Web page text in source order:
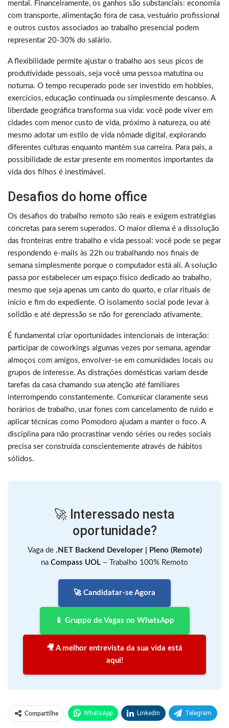
mental. Financeiramente, os ganhos são substanciais: economia
com transporte, alimentação fora de casa, vestuário profissional
e outros custos associados ao trabalho presencial podem
representar 20-30% do salário.
A flexibilidade permite ajustar o trabalho aos seus picos de
produtividade pessoais, seja você uma pessoa matutina ou
noturna. O tempo recuperado pode ser investido em hobbies,
exercícios, educação continuada ou simplesmente descanso. A
liberdade geográfica transforma sua vida: você pode viver em
cidades com menor custo de vida, próximo à natureza, ou até
mesmo adotar um estilo de vida nômade digital, explorando
diferentes culturas enquanto mantém sua carreira. Para pais, a
possibilidade de estar presente em momentos importantes da
vida dos filhos é inestimável.
Desafios do home office
Os desafios do trabalho remoto são reais e exigem estratégias
concretas para serem superados. O maior dilema é a dissolução
das fronteiras entre trabalho e vida pessoal: você pode se pegar
respondendo e-mails às 22h ou trabalhando nos finais de
semana simplesmente porque o computador está ali. A solução
passa por estabelecer um espaço físico dedicado ao trabalho,
mesmo que seja apenas um canto do quarto, e criar rituais de
início e fim do expediente. O isolamento social pode levar à
solidão e até depressão se não for gerenciado ativamente.
É fundamental criar oportunidades intencionais de interação:
participar de coworkings algumas vezes por semana, agendar
almoços com amigos, envolver-se em comunidades locais ou
grupos de interesse. As distrações domésticas variam desde
tarefas da casa chamando sua atenção até familiares
interrompendo constantemente. Comunicar claramente seus
horários de trabalho, usar fones com cancelamento de ruído e
aplicar técnicas como Pomodoro ajudam a manter o foco. A
disciplina para não procrastinar vendo séries ou redes sociais
precisa ser construída conscientemente através de hábitos
sólidos.
🚀 Interessado nesta
oportunidade?
Vaga de .NET Backend Developer | Pleno (Remote)
na Compass UOL – Trabalho 100% Remoto
🚀 Candidatar-se Agora
📱 Gruppo de Vagas no WhatsApp
🎥 A melhor entrevista da sua vida está
aqui!
Compartilhe WhatsApp Linkedin Telegram